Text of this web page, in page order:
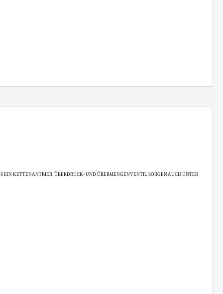
EIN KETTENANTRIEB. ÜBERDRUCK- UND ÜBERMENGENVENTIL SORGEN AUCH UNTER